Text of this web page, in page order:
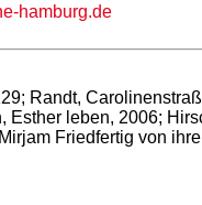
hamburg.de
Randt,
leben, 2006;
Friedfertig von